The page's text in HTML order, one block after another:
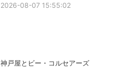
2026-08-07 15:55:02
神戸屋とビー・コルセアーズ